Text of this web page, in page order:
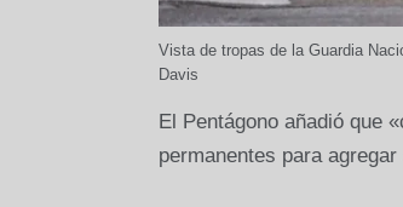
Vista de tropas de la Guardia
Davis
El Pentágono añadió que
permanentes para